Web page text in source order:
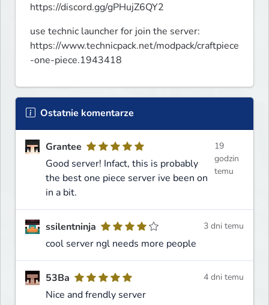
https://discord.gg/gPHujZ6QY2
use technic launcher for join the server:
https://www.technicpack.net/modpack/craftpiece
-one-piece.1943418
Ostatnie komentarze
Grantee
Good server! Infact, this is probably
the best one piece server ive been on
in a bit.
19
godzin
temu
ssilentninja
cool server ngl needs more people
3 dni temu
53Ba
Nice and frendly server
4 dni temu